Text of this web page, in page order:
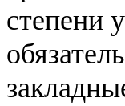
степени